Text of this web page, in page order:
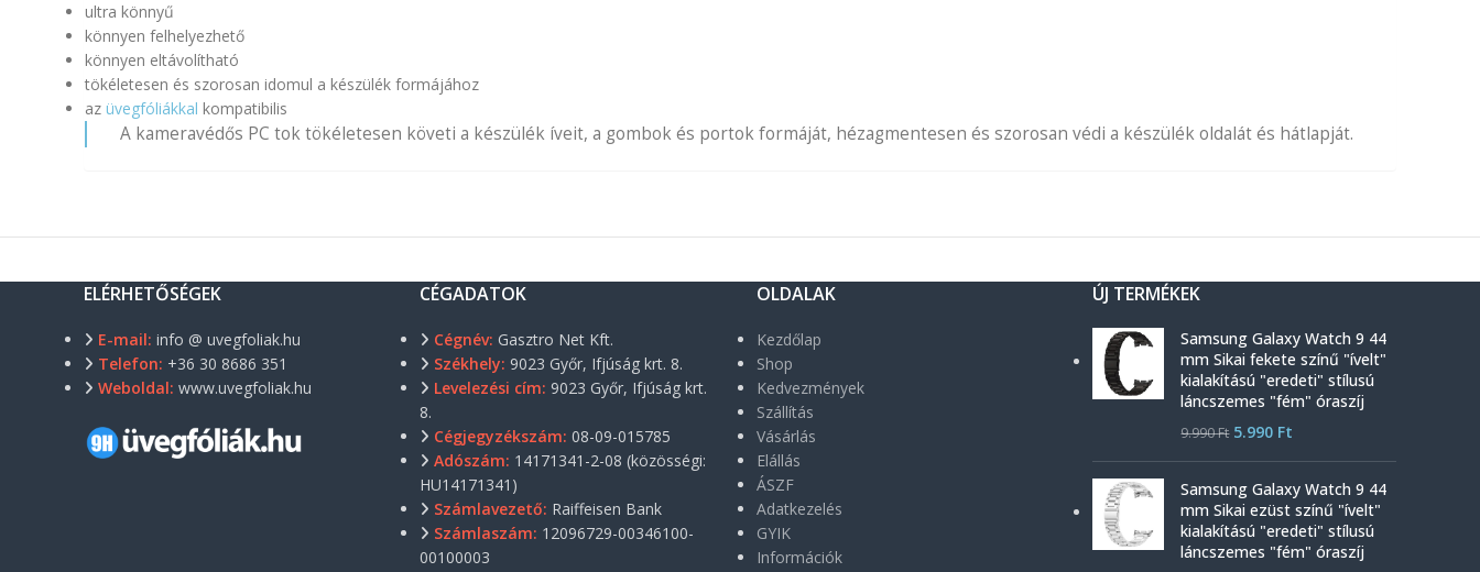
ultra könnyű
könnyen felhelyezhető
könnyen eltávolítható
tökéletesen és szorosan idomul a készülék formájához
az üvegfóliákkal kompatibilis
A kameravédős PC tok tökéletesen követi a készülék íveit, a gombok és portok formáját, hézagmentesen és szorosan védi a készülék oldalát és hátlapját.
ELÉRHETŐSÉGEK
E-mail: info @ uvegfoliak.hu
Telefon: +36 30 8686 351
Weboldal: www.uvegfoliak.hu
CÉGADATOK
Cégnév: Gasztro Net Kft.
Székhely: 9023 Győr, Ifjúság krt. 8.
Levelezési cím: 9023 Győr, Ifjúság krt.
8.
Cégjegyzékszám: 08-09-015785
Adószám: 14171341-2-08 (közösségi:
HU14171341)
Számlavezető: Raiffeisen Bank
Számlaszám: 12096729-00346100-
00100003
OLDALAK
Kezdőlap
Shop
Kedvezmények
Szállítás
Vásárlás
Elállás
ÁSZF
Adatkezelés
GYIK
Információk
ÚJ TERMÉKEK
Samsung Galaxy Watch 9 44
mm Sikai fekete színű "ívelt"
kialakítású "eredeti" stílusú
láncszemes "fém" óraszíj
9.990Ft 5.990 Ft
Samsung Galaxy Watch 9 44
mm Sikai ezüst színű "ívelt"
kialakítású "eredeti" stílusú
láncszemes "fém" óraszíj